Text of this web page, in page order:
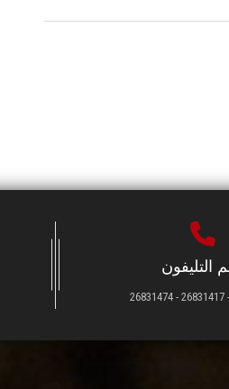
التليفون